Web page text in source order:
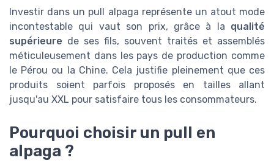
Investir dans un pull alpaga représente un atout mode
incontestable qui vaut son prix, grâce à la qualité
supérieure de ses fils, souvent traités et assemblés
méticuleusement dans les pays de production comme
le Pérou ou la Chine. Cela justifie pleinement que ces
produits soient parfois proposés en tailles allant
jusqu'au XXL pour satisfaire tous les consommateurs.
Pourquoi choisir un pull en
alpaga ?